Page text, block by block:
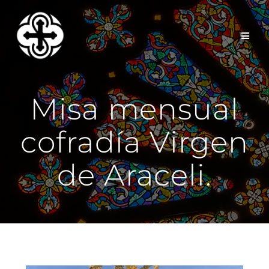
contenido
Misa mensual
cofradía Virgen
de Araceli.